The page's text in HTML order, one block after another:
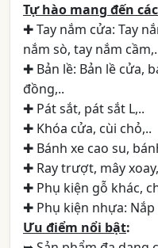
Tự hào mang đến
✚ Tay nắm cửa: Tay
nắm sò, tay nắm
✚ Bản lề: Bản lề cửa,
đồng,..
✚ Pát sắt, pát sắt L,..
✚ Khóa cửa, cùi chỏ,..
✚ Bánh xe cao su,
✚ Ray trượt, mây
✚ Phụ kiện gỗ khác,
✚ Phụ kiện nhựa:
Ưu điểm nổi bật: